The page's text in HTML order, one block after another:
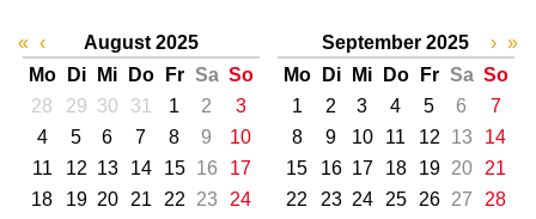
« ‹
August 2025
Mo
Di Mi Do Fr Sa So
28
29 30 31 1 2
3
4
5 6 7 8 9
10
11
12 13 14 15 16
17
18
19 20 21 22 23
24
September 2025
Mo
Di Mi Do Fr Sa So
1
2 3 4 5 6
7
8
9 10 11 12 13
14
15
16 17 18 19 20
21
22
23 24 25 26 27
28
› »